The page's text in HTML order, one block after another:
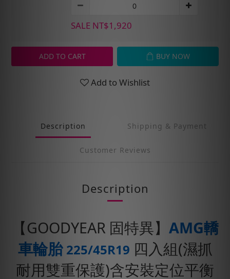
SALE NT$1,920
ADD TO CART BUY NOW
Add to Wishlist
Description Shipping & Payment
Customer Reviews
Description
【GOODYEAR 固特異】 AMG轎
車輪胎 225/45R19 四入組(濕抓
耐用雙重保護)含安裝定位平衡